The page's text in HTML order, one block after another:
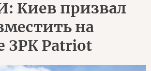
Киев призвал
на
ЗРК Patriot